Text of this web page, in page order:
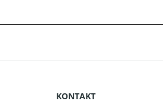
KONTAKT